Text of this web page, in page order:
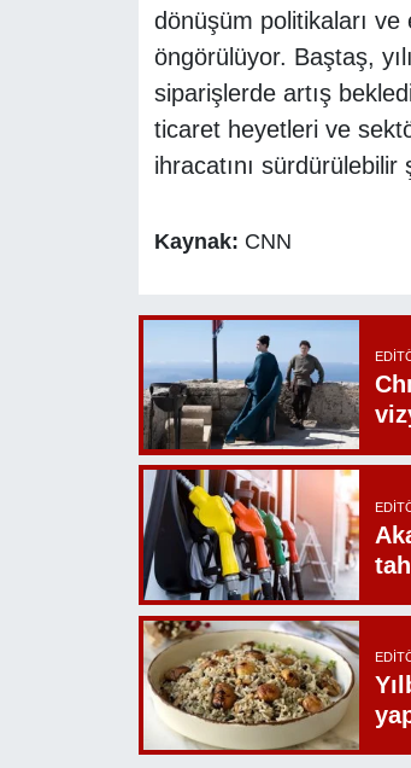
dönüşüm politikaları ve
öngörülüyor. Baştaş,
siparişlerde artış
ticaret heyetleri ve
ihracatını
Kaynak: CNN